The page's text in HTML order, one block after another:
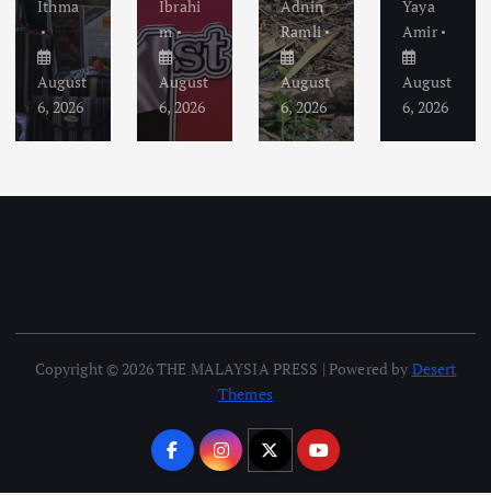
Ithma
August
6, 2026
Ibrahi
m
August
6, 2026
Adnin
Ramli
August
6, 2026
Yaya
Amir
August
6, 2026
Copyright © 2026 THE MALAYSIA PRESS | Powered by Desert
Themes